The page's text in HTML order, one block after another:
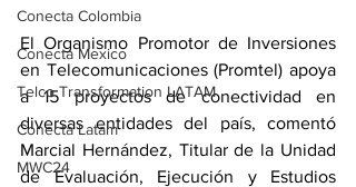
Conecta Colombia
Conecta Mexico
Telco Transformation LATAM
Conecta Latam
MWC24
El Organismo Promotor de Inversiones
en Telecomunicaciones (Promtel) apoya
a 15 proyectos de conectividad en
diversas entidades del país, comentó
Marcial Hernández, Titular de la Unidad
de Evaluación, Ejecución y Estudios